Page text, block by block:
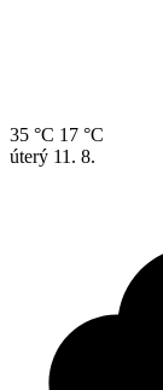
35 °C 17 °C
úterý 11. 8.